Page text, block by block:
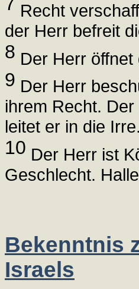
Recht
der Herr befreit
8 Der Herr
9 Der Herr
ihrem Recht.
leitet er in die Irre.
10 Der Herr ist
Geschlecht.
Bekenntnis
Israels